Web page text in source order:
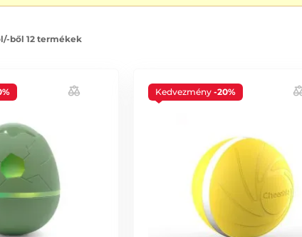
ből 12 termékek
Kedvezmény -20%